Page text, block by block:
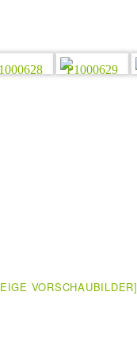
VORSCHAUBILDER]